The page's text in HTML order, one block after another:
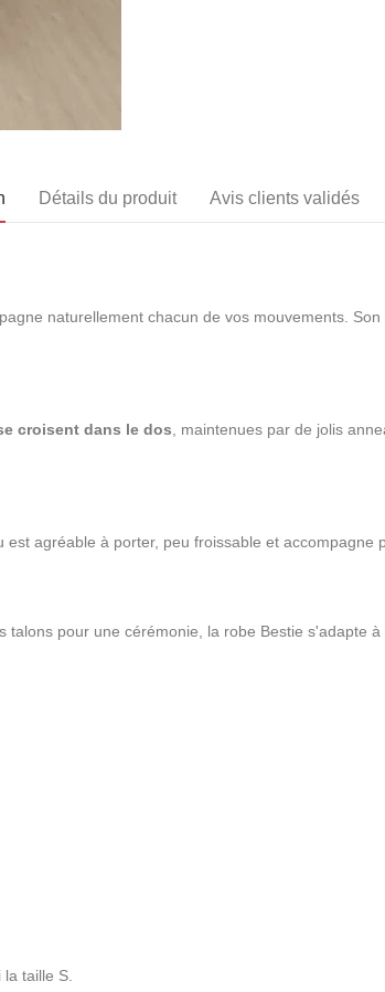
Détails du produit Avis clients validés
naturellement chacun de vos mouvements.
croisent dans le dos , maintenues par de jolis
agréable à porter, peu froissable et
pour une cérémonie, la robe Bestie s'adapte
taille S.